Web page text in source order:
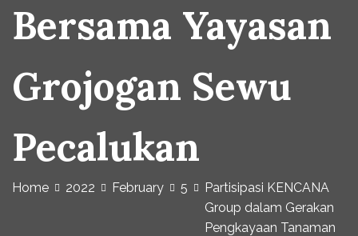
Bersama Yayasan
Grojogan Sewu
Pecalukan
Home 2022 February 5
Partisipasi KENCANA
Group dalam Gerakan
Pengkayaan Tanaman